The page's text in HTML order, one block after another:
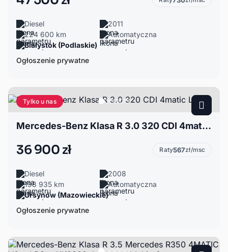
Diesel
2011
224 600 km
Automatyczna
Białystok (Podlaskie)
Ogłoszenie prywatne
Tylko u nas
Mercedes-Benz Klasa R 3.0 320 CDI 4matic Long
36 900 zł Raty567zł/msc
Diesel
2008
198 935 km
Automatyczna
Ursynów (Mazowieckie)
Ogłoszenie prywatne